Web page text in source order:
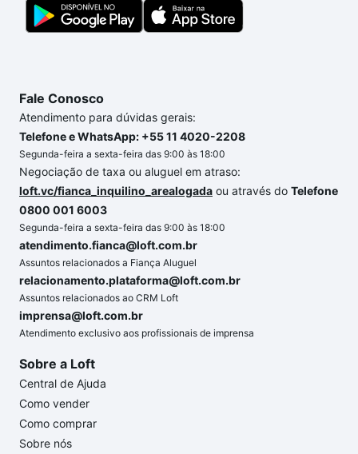
chaves.
Fale Conosco
Atendimento para dúvidas gerais:
Telefone e WhatsApp: +55 11 4020-2208
Segunda-feira a sexta-feira das 9:00 às 18:00
Negociação de taxa ou aluguel em atraso:
loft.vc/fianca_inquilino_arealogada ou através do Telefone
0800 001 6003
Segunda-feira a sexta-feira das 9:00 às 18:00
atendimento.fianca@loft.com.br
Assuntos relacionados a Fiança Aluguel
relacionamento.plataforma@loft.com.br
Assuntos relacionados ao CRM Loft
imprensa@loft.com.br
Atendimento exclusivo aos profissionais de imprensa
Sobre a Loft
Central de Ajuda
Como vender
Como comprar
Sobre nós